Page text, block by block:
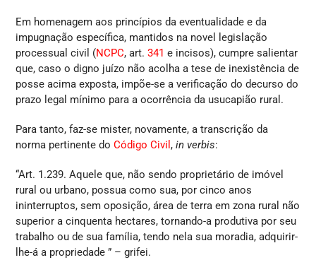
Em homenagem aos princípios da eventualidade e da
impugnação específica, mantidos na novel legislação
processual civil (NCPC, art.341 e incisos), cumpre salientar
que, caso o digno juízo não acolha a tese de inexistência de
posse acima exposta, impõe-se a verificação do decurso do
prazo legal mínimo para a ocorrência da usucapião rural.
Para tanto, faz-se mister, novamente, a transcrição da
norma pertinente doCódigo Civil ,in verbis:
“Art. 1.239. Aquele que, não sendo proprietário de imóvel
rural ou urbano, possua como sua, por cinco anos
ininterruptos, sem oposição, área de terra em zona rural não
superior a cinquenta hectares, tornando-a produtiva por seu
trabalho ou de sua família, tendo nela sua moradia, adquirir-
lhe-á a propriedade ” – grifei.